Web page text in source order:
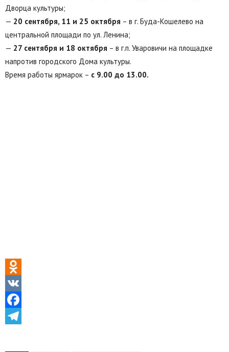
Дворца культуры;
— 20 сентября, 11 и 25 октября – в г. Буда-Кошелево на
центральной площади по ул. Ленина;
— 27 сентября и 18 октября – в г.п. Уваровичи на площадке
напротив городского Дома культуры.
Время работы ярмарок – с 9.00 до 13.00.
Odnoklassniki
VK
Facebook